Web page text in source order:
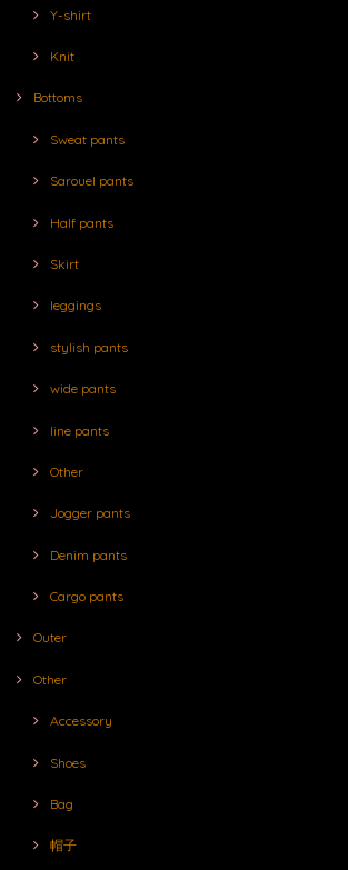
Y-shirt
Knit
Bottoms
Sweat pants
Sarouel pants
Half pants
Skirt
leggings
stylish pants
wide pants
line pants
Other
Jogger pants
Denim pants
Cargo pants
Outer
Other
Accessory
Shoes
Bag
帽子